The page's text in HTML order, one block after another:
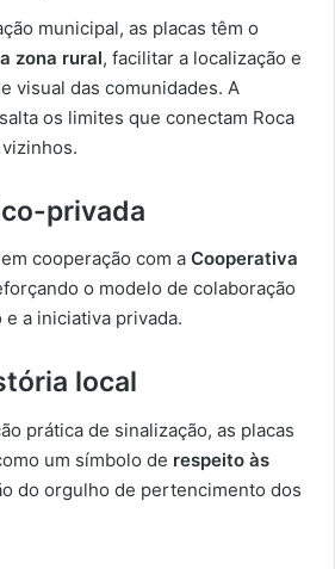
municipal, as placas têm o
zona rural, facilitar a localização e
visual das comunidades. A
os limites que conectam Roca
privada
cooperação com a Cooperativa
o modelo de colaboração
a iniciativa privada.
local
prática de sinalização, as placas
um símbolo de respeito às
do orgulho de pertencimento dos